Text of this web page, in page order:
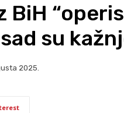
BiH
su
2025.